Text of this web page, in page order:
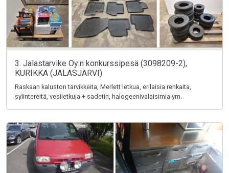
3. Jalastarvike Oy:n konkurssipesä (3098209-2),
KURIKKA (JALASJÄRVI)
Raskaan kaluston tarvikkeita, Merlett letkua, erilaisia renkaita,
sylintereitä, vesiletkuja + sadetin, halogeenivalaisimia ym.